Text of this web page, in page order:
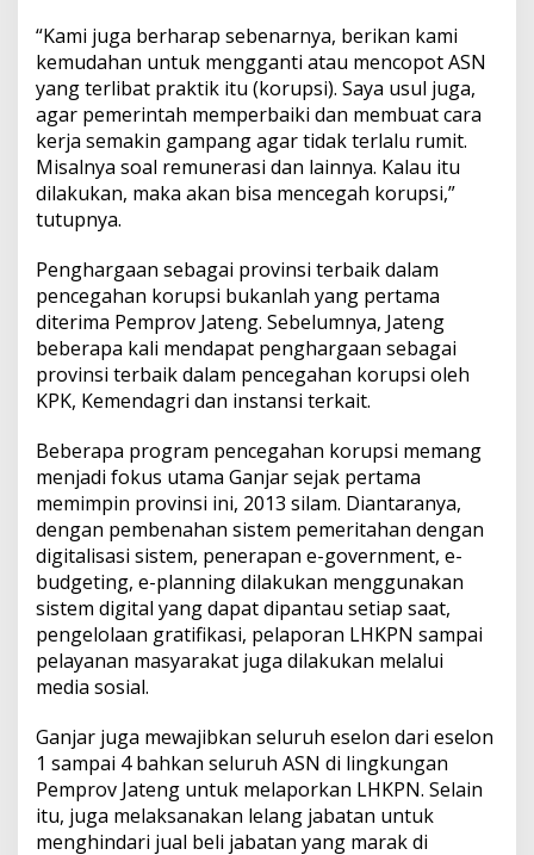
“Kami juga berharap sebenarnya, berikan kami
kemudahan untuk mengganti atau mencopot ASN
yang terlibat praktik itu (korupsi). Saya usul juga,
agar pemerintah memperbaiki dan membuat cara
kerja semakin gampang agar tidak terlalu rumit.
Misalnya soal remunerasi dan lainnya. Kalau itu
dilakukan, maka akan bisa mencegah korupsi,”
tutupnya.
Penghargaan sebagai provinsi terbaik dalam
pencegahan korupsi bukanlah yang pertama
diterima Pemprov Jateng. Sebelumnya, Jateng
beberapa kali mendapat penghargaan sebagai
provinsi terbaik dalam pencegahan korupsi oleh
KPK, Kemendagri dan instansi terkait.
Beberapa program pencegahan korupsi memang
menjadi fokus utama Ganjar sejak pertama
memimpin provinsi ini, 2013 silam. Diantaranya,
dengan pembenahan sistem pemeritahan dengan
digitalisasi sistem, penerapan e-government, e-
budgeting, e-planning dilakukan menggunakan
sistem digital yang dapat dipantau setiap saat,
pengelolaan gratifikasi, pelaporan LHKPN sampai
pelayanan masyarakat juga dilakukan melalui
media sosial.
Ganjar juga mewajibkan seluruh eselon dari eselon
1 sampai 4 bahkan seluruh ASN di lingkungan
Pemprov Jateng untuk melaporkan LHKPN. Selain
itu, juga melaksanakan lelang jabatan untuk
menghindari jual beli jabatan yang marak di